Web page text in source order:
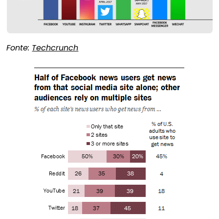
Fonte: Techcrunch